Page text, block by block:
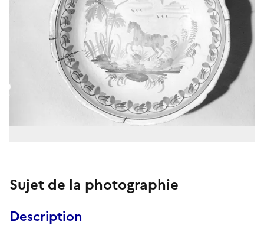
Sujet de la photographie
Description